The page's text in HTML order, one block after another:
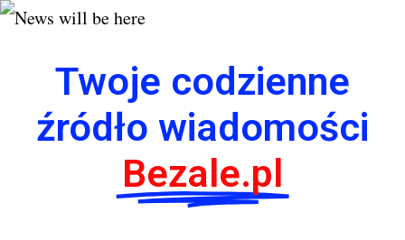
Twoje codzienne
źródło wiadomości
Bezale.pl